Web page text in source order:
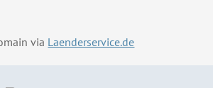
via Laenderservice.de